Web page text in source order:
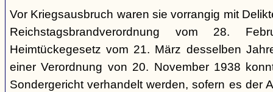
Vor Kriegsausbruch waren sie vorrangig mit
Reichstagsbrandverordnung vom 28.
Heimtückegesetz vom 21. März desselben
einer Verordnung von 20. November 1938
Sondergericht verhandelt werden, sofern es der